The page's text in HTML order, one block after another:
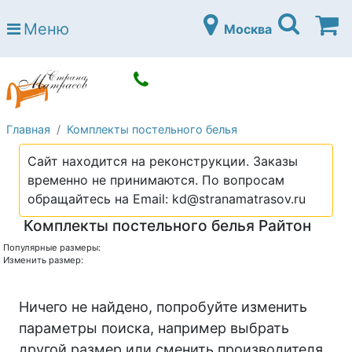
Страна матрасов
Open submenu (Матрасы)
Open submenu (Кровати)
Кровати
Open submenu (Аксессуары)
Open submenu (Диваны)
Диваны
Open submenu (Постельное белье)
Постельное белье
Open submenu (Мебель)
Мебель
Open submenu (Основания)
Основания
Open submenu (Детские матрасы)
Детские матрасы
Детские кровати
Open submenu (Шкафы)
Шкафы
Меню Москва
Главная Комплекты постельного белья
Сайт находится на реконструкции. Заказы
временно не принимаются. По вопросам
обращайтесь на Email: kd@stranamatrasov.ru
Комплекты постельного белья Райтон
Популярные размеры:
Изменить размер:
Ничего не найдено, попробуйте изменить
параметры поиска, например выбрать